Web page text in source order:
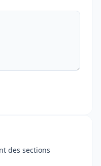
des sections